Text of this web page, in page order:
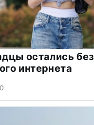
остались без
интернета
0